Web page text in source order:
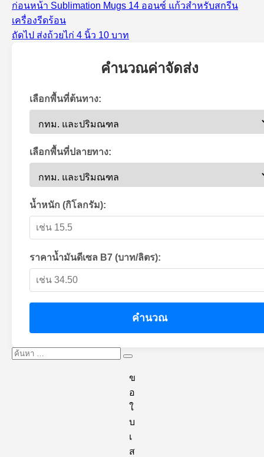
แนะแนว
เรื่อง
ก่อนหน้า เรื่อง
ก่อน
หน้า:
Sublimation Mugs 14 ออนซ์ แก้วสำหรับสกรีน
เครื่องรีดร้อน
ถัดไป เรื่อง
ส่งถ้วยไก่ 4 นิ้ว 10 บาท
คำนวณค่าจัดส่ง
เลือกพื้นที่ต้นทาง:
เลือกพื้นที่ปลายทาง:
น้ำหนัก (กิโลกรัม):
ราคาน้ำมันดีเซล B7 (บาท/ลิตร):
คำนวณ
ค้นหา:
ข
อ
ใ
บ
เ
ส